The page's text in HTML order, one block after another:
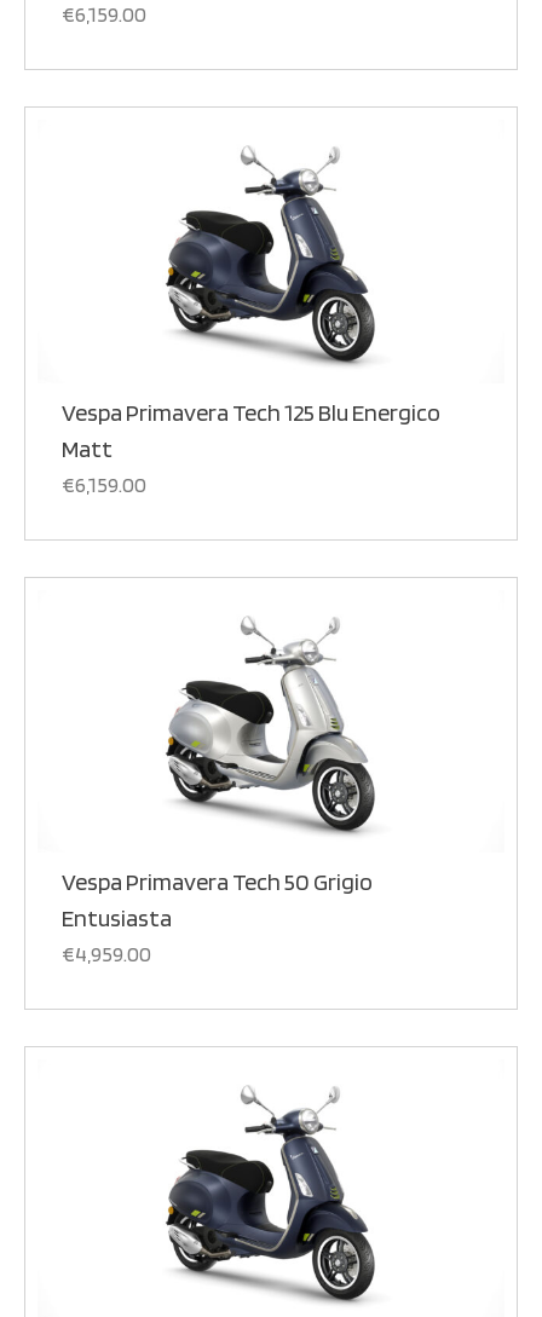
€6,159.00
Vespa Primavera Tech 125 Blu Energico
Matt
€6,159.00
Vespa Primavera Tech 50 Grigio
Entusiasta
€4,959.00